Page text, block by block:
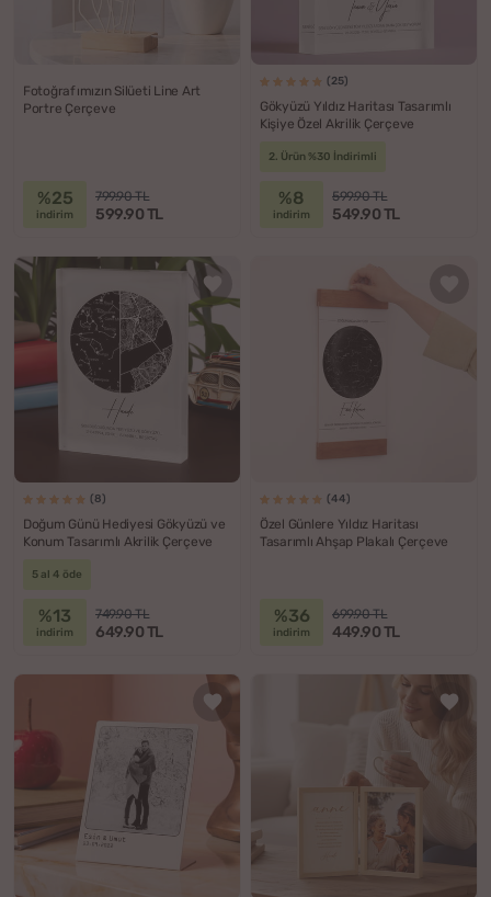
Fotoğrafımızın Silüeti Line Art
Portre Çerçeve
%25
indirim
799.90 TL
599.90 TL
(25)
Gökyüzü Yıldız Haritası Tasarımlı
Kişiye Özel Akrilik Çerçeve
2. Ürün %30 İndirimli
%8
indirim
599.90 TL
549.90 TL
(8)
Doğum Günü Hediyesi Gökyüzü ve
Konum Tasarımlı Akrilik Çerçeve
5 al 4 öde
%13
indirim
749.90 TL
649.90 TL
(44)
Özel Günlere Yıldız Haritası
Tasarımlı Ahşap Plakalı Çerçeve
%36
indirim
699.90 TL
449.90 TL